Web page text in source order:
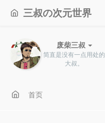
三叔の次元世界
废柴三叔
简直是没有一点用处的
大叔。
首页